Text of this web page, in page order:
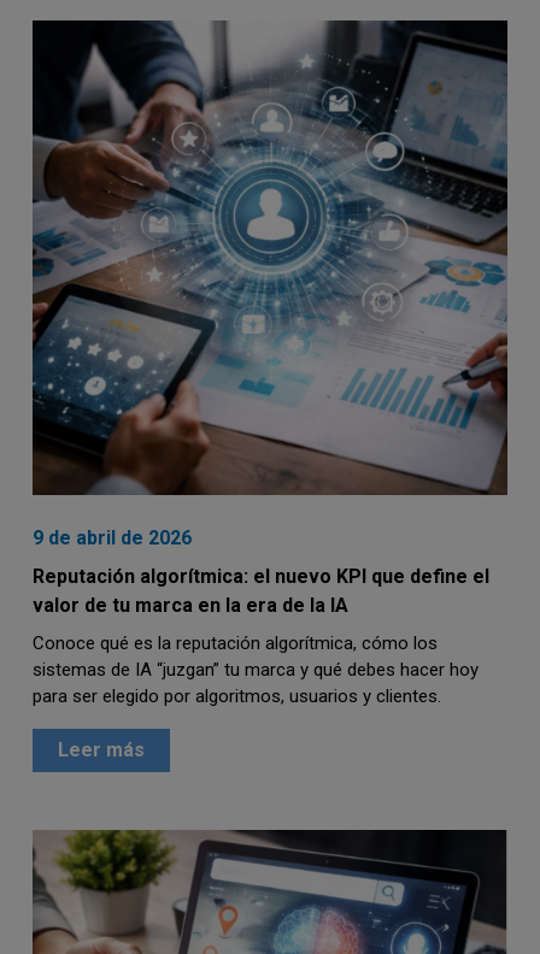
9 de abril de 2026
Reputación algorítmica: el nuevo KPI que define el
valor de tu marca en la era de la IA
Conoce qué es la reputación algorítmica, cómo los
sistemas de IA “juzgan” tu marca y qué debes hacer hoy
para ser elegido por algoritmos, usuarios y clientes.
Leer más